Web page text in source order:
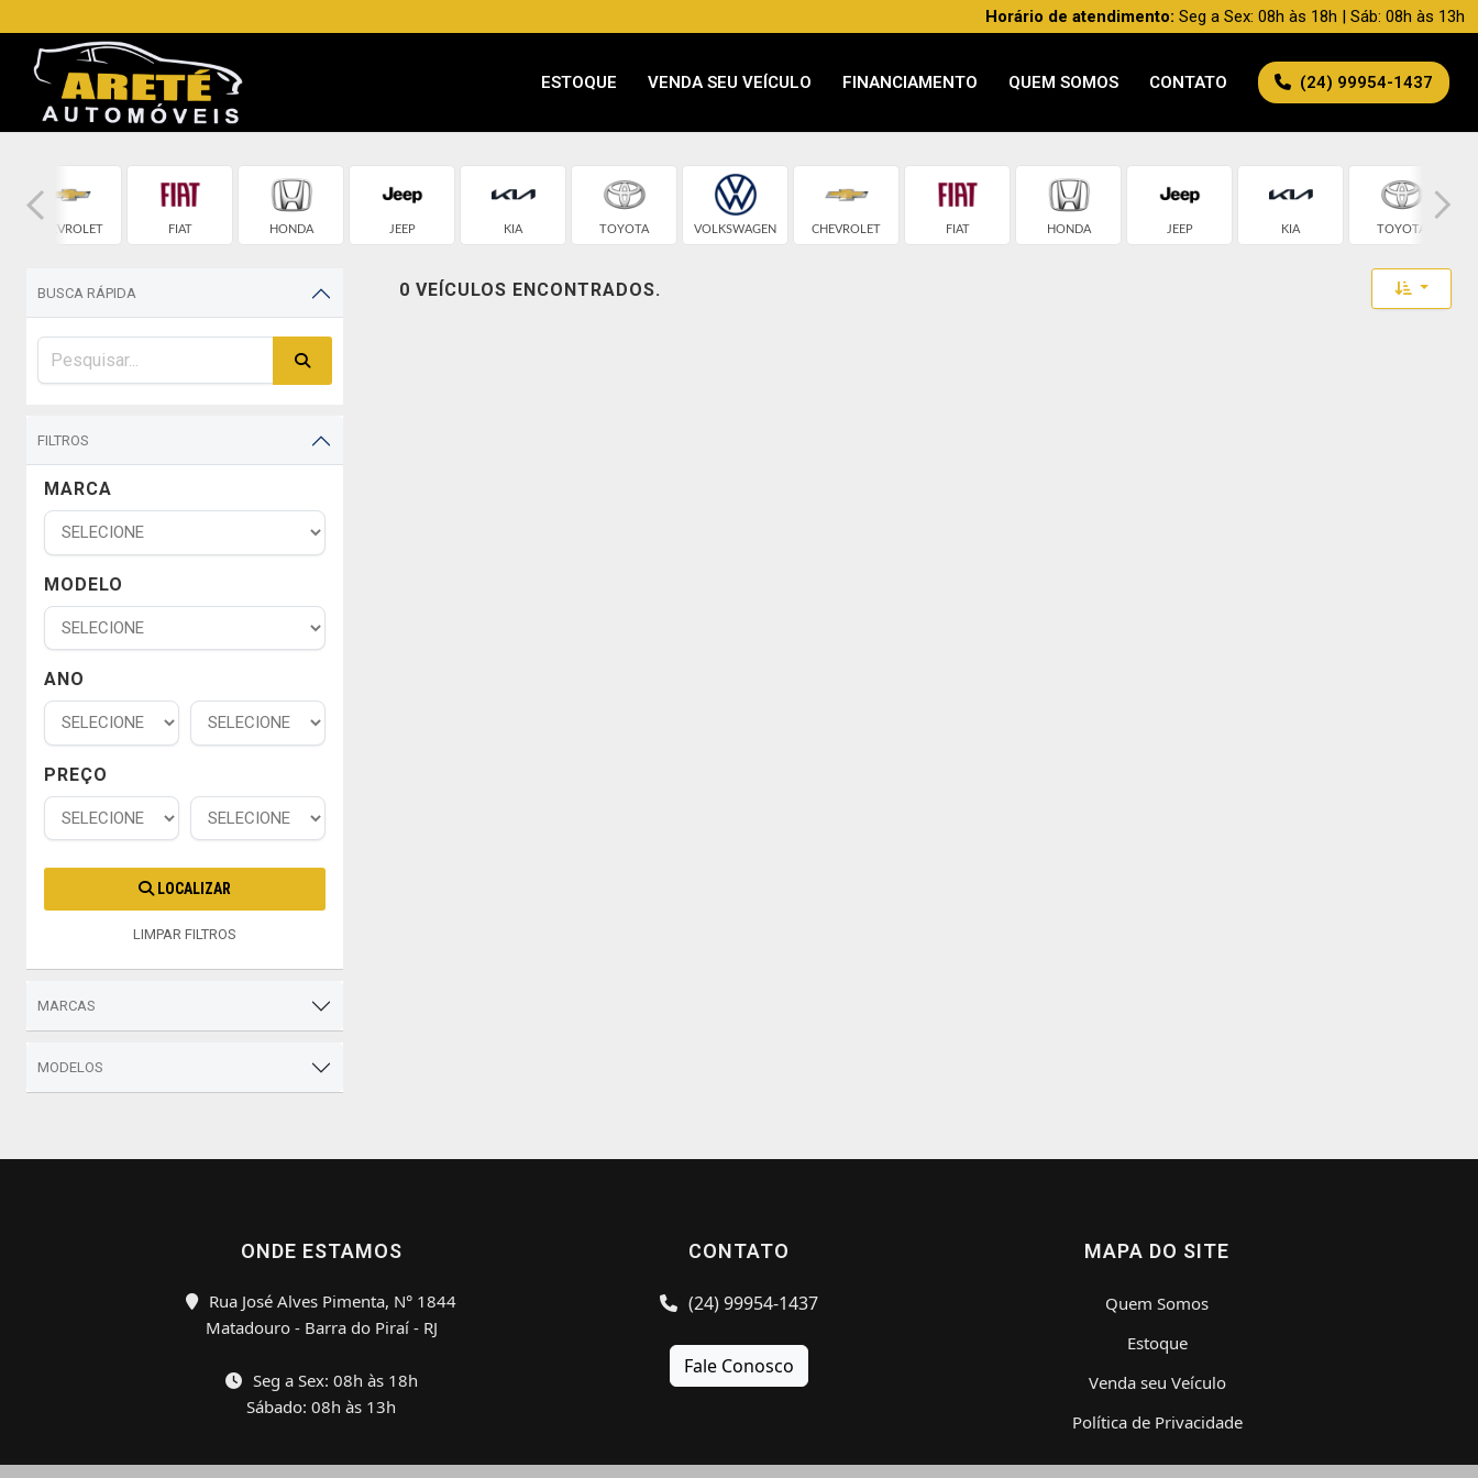
Horário de atendimento: Seg a Sex: 08h às 18h | Sáb: 08h às 13h
ESTOQUE VENDA SEU VEÍCULO FINANCIAMENTO QUEM SOMOS CONTATO (24) 99954-1437
CHEVROLET FIAT HONDA JEEP KIA TOYOTA VOLKSWAGEN CHEVROLET FIAT HONDA JEEP KIA TOYOTA
BUSCA RÁPIDA
FILTROS
MARCA
MODELO
ANO
PREÇO
LOCALIZAR
LIMPAR FILTROS
MARCAS
MODELOS
0 VEÍCULOS ENCONTRADOS. Toggle
ONDE ESTAMOS
Rua José Alves Pimenta, N° 1844
Matadouro - Barra do Piraí - RJ
Seg a Sex: 08h às 18h
Sábado: 08h às 13h
CONTATO
(24) 99954-1437
Fale Conosco
MAPA DO SITE
Quem Somos
Estoque
Venda seu Veículo
Política de Privacidade